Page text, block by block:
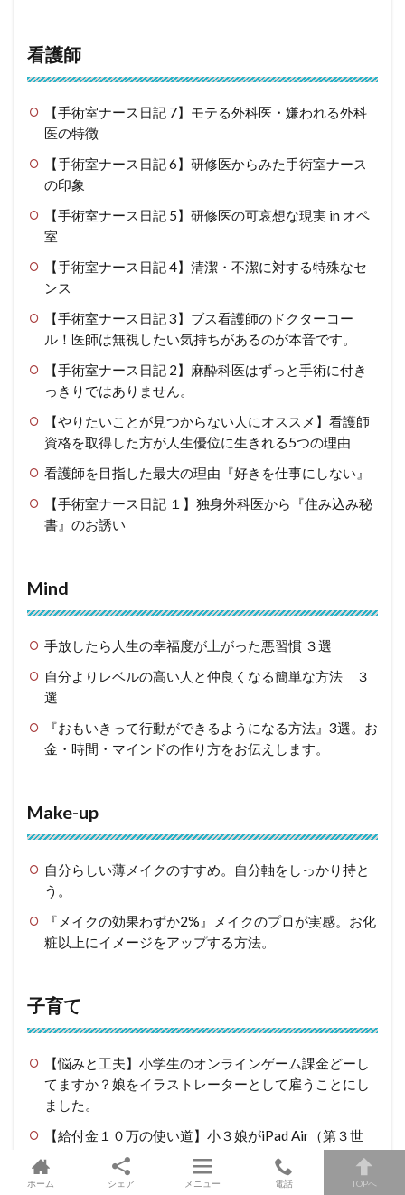
看護師
【手術室ナース日記 7】モテる外科医・嫌われる外科
医の特徴
【手術室ナース日記 6】研修医からみた手術室ナース
の印象
【手術室ナース日記 5】研修医の可哀想な現実 in オペ
室
【手術室ナース日記 4】清潔・不潔に対する特殊なセ
ンス
【手術室ナース日記 3】ブス看護師のドクターコー
ル！医師は無視したい気持ちがあるのが本音です。
【手術室ナース日記 2】麻酔科医はずっと手術に付き
っきりではありません。
【やりたいことが見つからない人にオススメ】看護師
資格を取得した方が人生優位に生きれる5つの理由
看護師を目指した最大の理由『好きを仕事にしない』
【手術室ナース日記 １】独身外科医から『住み込み秘
書』のお誘い
Mind
手放したら人生の幸福度が上がった悪習慣 ３選
自分よりレベルの高い人と仲良くなる簡単な方法 ３
選
『おもいきって行動ができるようになる方法』3選。お
金・時間・マインドの作り方をお伝えします。
Make-up
自分らしい薄メイクのすすめ。自分軸をしっかり持と
う。
『メイクの効果わずか2%』メイクのプロが実感。お化
粧以上にイメージをアップする方法。
子育て
【悩みと工夫】小学生のオンラインゲーム課金どーし
てますか？娘をイラストレーターとして雇うことにし
ました。
【給付金１０万の使い道】小３娘がiPad Air（第３世
代）２５６Gを給付金で買った話
【こどもスイミング】３歳〜５歳：２年半で四泳法を
ホーム シェア メニュー 電話 TOPへ